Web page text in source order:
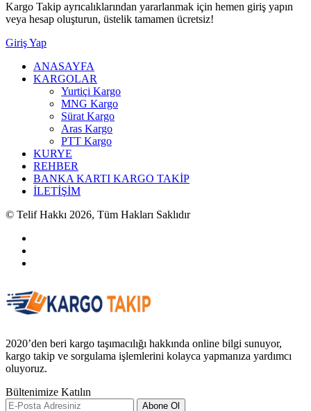
Kargo Takip ayrıcalıklarından yararlanmak için hemen giriş yapın
veya hesap oluşturun, üstelik tamamen ücretsiz!
Giriş Yap
ANASAYFA
KARGOLAR
Yurtiçi Kargo
MNG Kargo
Sürat Kargo
Aras Kargo
PTT Kargo
KURYE
REHBER
BANKA KARTI KARGO TAKİP
İLETİŞİM
© Telif Hakkı 2026, Tüm Hakları Saklıdır
2020’den beri kargo taşımacılığı hakkında online bilgi sunuyor,
kargo takip ve sorgulama işlemlerini kolayca yapmanıza yardımcı
oluyoruz.
Bültenimize Katılın
Abone Ol